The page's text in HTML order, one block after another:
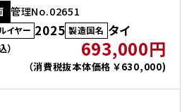
管理No.02651
イヤー 2025 製造国名 タイ
693,000円
（消費税抜本体価格 ￥630,000)
船橋
西宮甲子園